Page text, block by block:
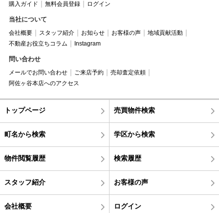
購入ガイド
無料会員登録 ログイン
当社について
会社概要 スタッフ紹介 お知らせ お客様の声
地域貢献活動
不動産お役立ちコラム
Instagram
問い合わせ
メールでお問い合わせ ご来店予約
売却査定依頼
阿佐ヶ谷本店へのアクセス
トップページ 売買物件検索
町名から検索 学区から検索
物件閲覧履歴 検索履歴
スタッフ紹介 お客様の声
会社概要 ログイン